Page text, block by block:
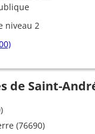
niveau 2
de Saint-
(76690)